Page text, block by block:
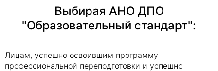
Выбирая АНО ДПО
"Образовательный стандарт":
Лицам, успешно освоившим программу
профессиональной переподготовки и успешно